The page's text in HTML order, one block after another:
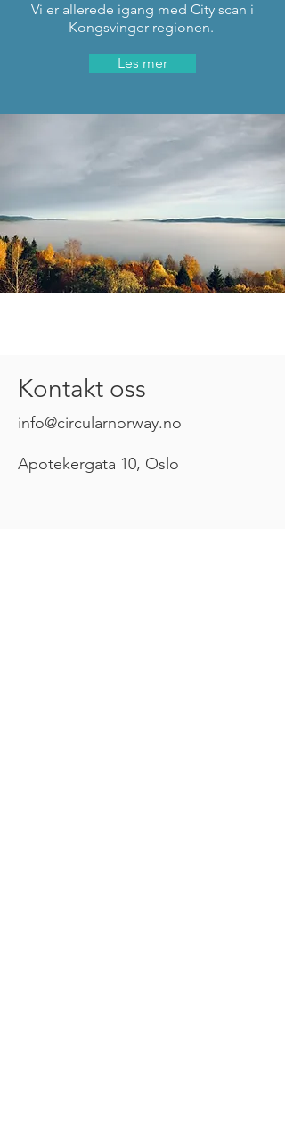
Vi er allerede igang med City scan i
Kongsvinger regionen.
Les mer
Kontakt oss
info@circularnorway.no
Apotekergata 10, Oslo